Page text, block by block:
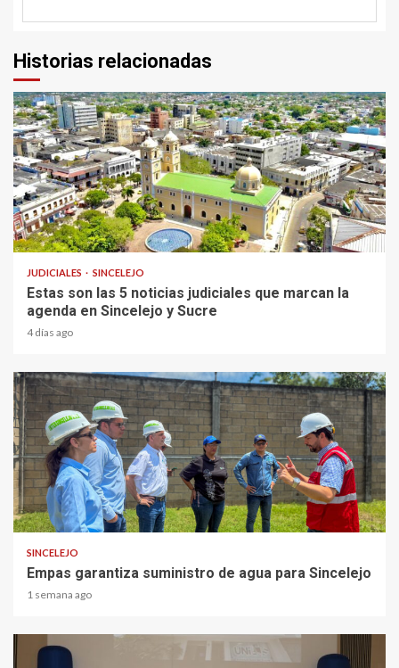
Historias relacionadas
2 min read
JUDICIALES SINCELEJO
Estas son las 5 noticias judiciales que marcan la
agenda en Sincelejo y Sucre
4 días ago
1 min read
SINCELEJO
Empas garantiza suministro de agua para Sincelejo
1 semana ago